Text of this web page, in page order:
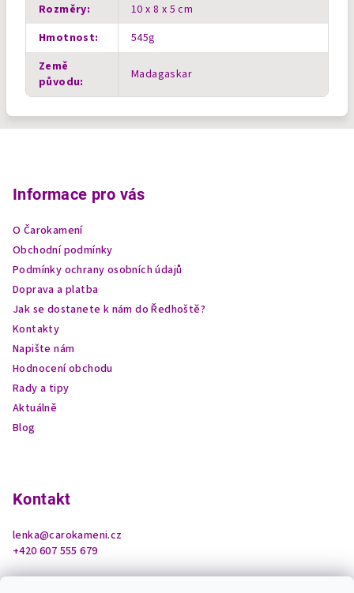
Rozměry:
10 x 8 x 5 cm
Hmotnost:
545g
Země
původu: Madagaskar
Informace pro vás
O Čarokamení
Obchodní podmínky
Podmínky ochrany osobních údajů
Doprava a platba
Jak se dostanete k nám do Ředhoště?
Kontakty
Napište nám
Hodnocení obchodu
Rady a tipy
Aktuálně
Blog
Kontakt
lenka@carokameni.cz
+420 607 555 679